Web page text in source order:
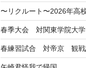
〜リクルート〜2026年高
春季大会 対関東学院大学
春練習試合 対帝京 観戦